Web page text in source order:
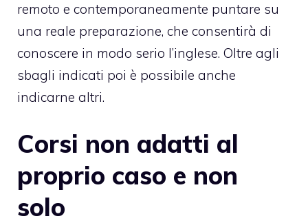
remoto e contemporaneamente puntare su
una reale preparazione, che consentirà di
conoscere in modo serio l’inglese. Oltre agli
sbagli indicati poi è possibile anche
indicarne altri.
Corsi non adatti al
proprio caso e non
solo